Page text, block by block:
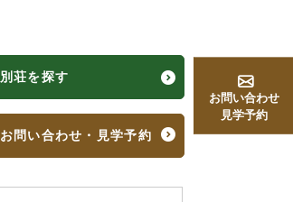
別荘を探す
お問い合わせ・見学予約
お問い合わせ
見学予約